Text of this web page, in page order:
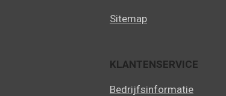
Sitemap
KLANTENSERVICE
Bedrijfsinformatie